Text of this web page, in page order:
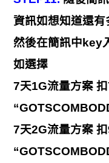
資訊如想知道還
然後在簡訊中key
如選擇
7天1G流量方案
7天2G流量方案